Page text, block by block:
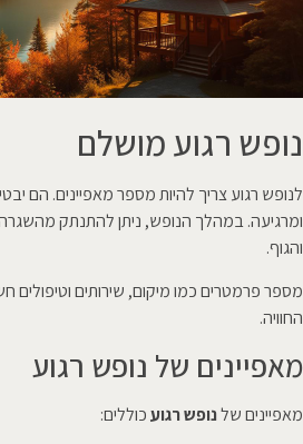
נופש רגוע מושלם
לנופש רגוע צריך להיות מספר מאפיינים. הם
ומרגיעה. במהלך הנופש, ניתן להתנתק
והגוף.
מספר פרמטרים כמו מיקום, שירותים וטיפולים
החוויה.
מאפיינים של נופש רגוע
מאפיינים שלנופש רגועכוללים: